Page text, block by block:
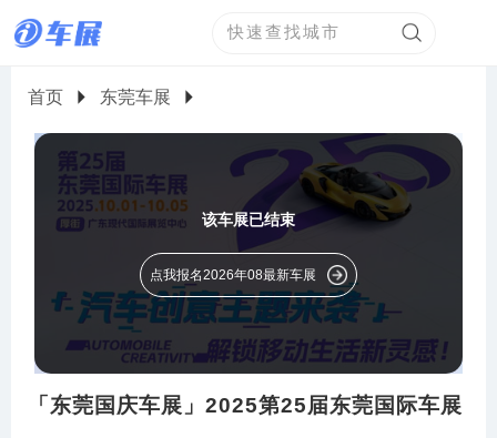
首页 东莞车展
该车展已结束
点我报名2026年08最新车展
「东莞国庆车展」2025第25届东莞国际车展